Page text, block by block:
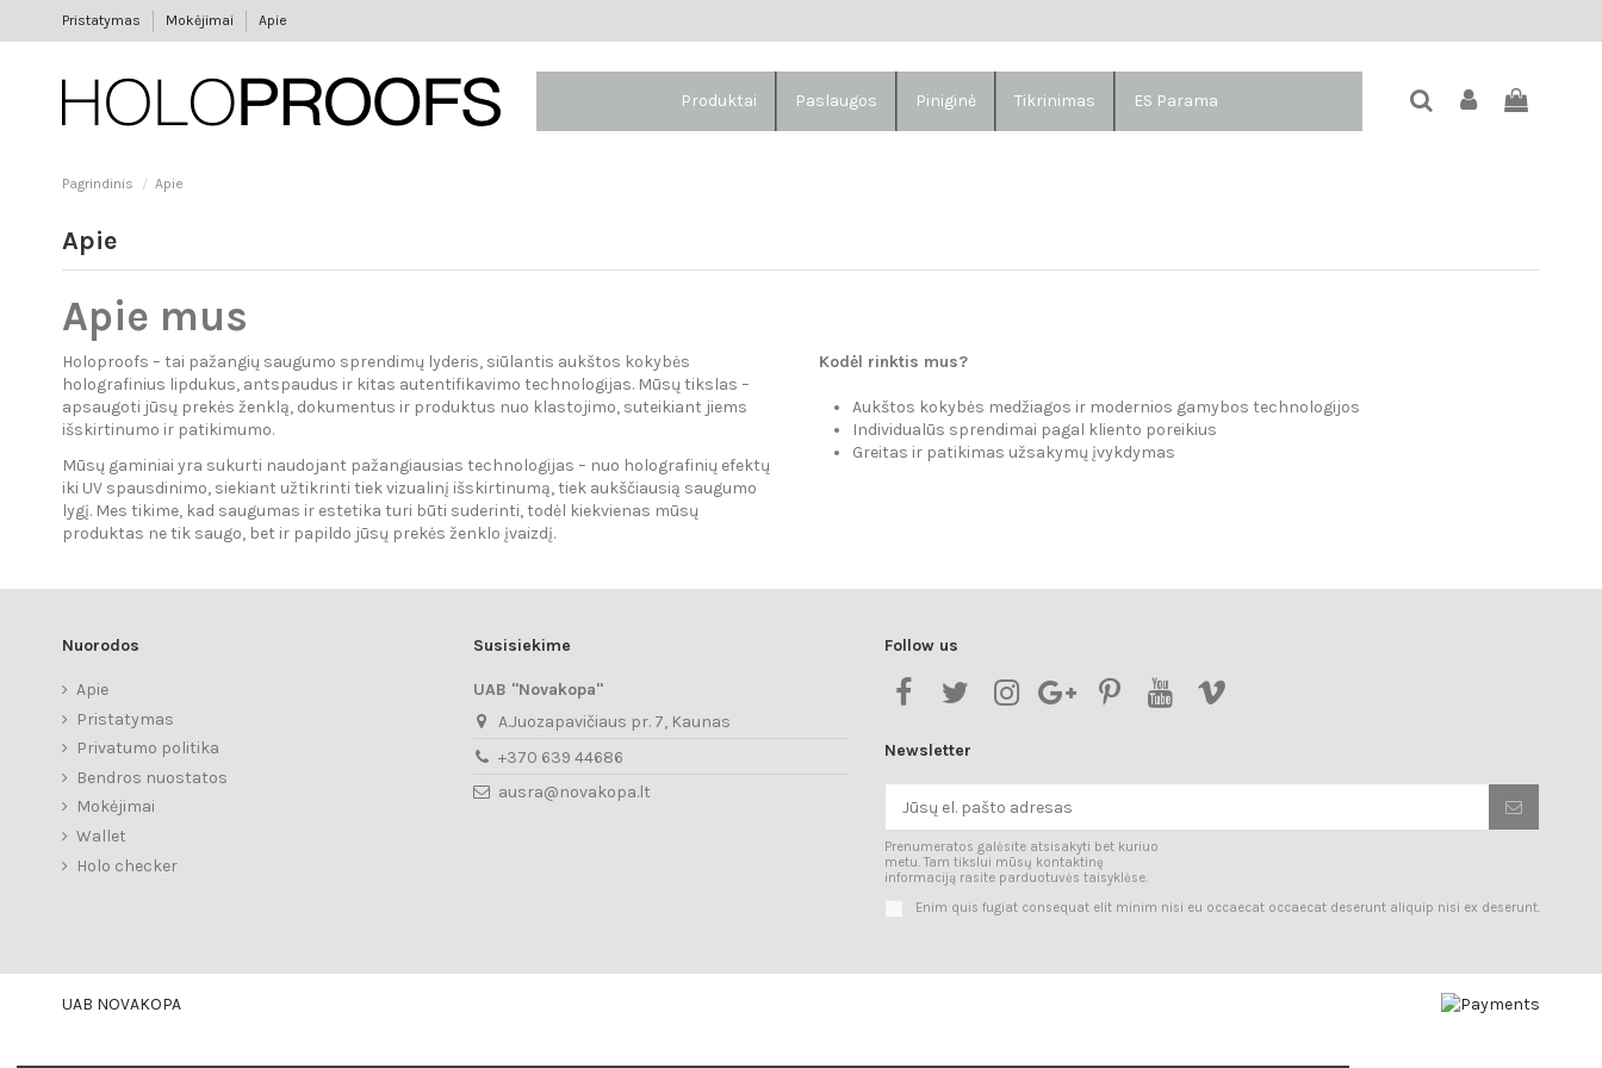
Pristatymas Mokėjimai Apie
Produktai Paslaugos Piniginė Tikrinimas ES Parama
Pagrindinis Apie
Apie
Apie mus
Holoproofs – tai pažangių saugumo sprendimų lyderis, siūlantis aukštos kokybės
holografinius lipdukus, antspaudus ir kitas autentifikavimo technologijas. Mūsų tikslas –
apsaugoti jūsų prekės ženklą, dokumentus ir produktus nuo klastojimo, suteikiant jiems
išskirtinumo ir patikimumo.
Mūsų gaminiai yra sukurti naudojant pažangiausias technologijas – nuo holografinių efektų
iki UV spausdinimo, siekiant užtikrinti tiek vizualinį išskirtinumą, tiek aukščiausią saugumo
lygį. Mes tikime, kad saugumas ir estetika turi būti suderinti, todėl kiekvienas mūsų
produktas ne tik saugo, bet ir papildo jūsų prekės ženklo įvaizdį.
Kodėl rinktis mus?
Aukštos kokybės medžiagos ir modernios gamybos technologijos
Individualūs sprendimai pagal kliento poreikius
Greitas ir patikimas užsakymų įvykdymas
Nuorodos
Apie
Pristatymas
Privatumo politika
Bendros nuostatos
Mokėjimai
Wallet
Holo checker
Susisiekime
UAB "Novakopa"
A.Juozapavičiaus pr. 7, Kaunas
+370 639 44686
ausra@novakopa.lt
Follow us
Newsletter
Prenumeratos galėsite atsisakyti bet kuriuo
metu. Tam tikslui mūsų kontaktinę
informaciją rasite parduotuvės taisyklėse.
Enim quis fugiat consequat elit minim nisi eu occaecat occaecat deserunt aliquip nisi ex deserunt.
UAB NOVAKOPA